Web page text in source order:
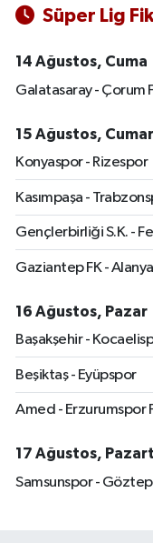
Süper Lig
14 Ağustos, Cuma
Galatasaray - Çorum
15 Ağustos,
Konyaspor - Rizespor
Kasımpaşa -
Gençlerbirliği S.K. -
Gaziantep FK -
16 Ağustos, Pazar
Başakşehir -
Beşiktaş - Eyüpspor
Amed - Erzurumspor
17 Ağustos,
Samsunspor -